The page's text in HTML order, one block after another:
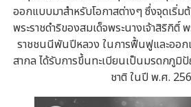
ออกแบบมาสำหรับโอกาสต่างๆ ซึ่งจุดเริ่
พระราชดำริของสมเด็จพระนางเจ้าสิริกิติ์
ราชชนนีพันปีหลวง ในการฟื้นฟูและออก
สากล ได้รับการขึ้นทะเบียนเป็นมรดกภู
ชาติ ในปี พ.ศ.